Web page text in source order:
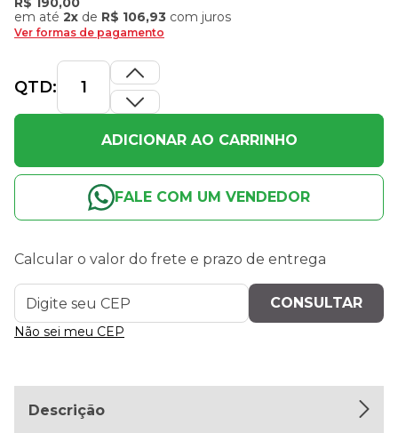
em até 2x de R$ 106,93 com juros
Ver formas de pagamento
QTD:
ADICIONAR AO CARRINHO
FALE COM UM VENDEDOR
Calcular o valor do frete e prazo de entrega
Não sei meu CEP
Descrição